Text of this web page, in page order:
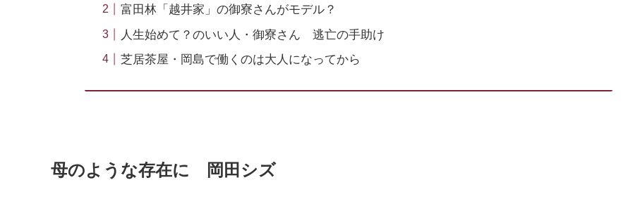
富田林「越井家」の御寮さんがモデル？
人生始めて？のいい人・御寮さん 逃亡の手助け
芝居茶屋・岡島で働くのは大人になってから
母のような存在に 岡田シズ